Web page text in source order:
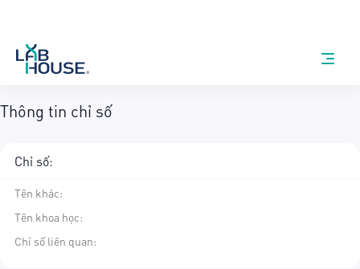
Thông tin chỉ số
Chỉ số:
Tên khác:
Tên khoa học:
Chỉ số liên quan: